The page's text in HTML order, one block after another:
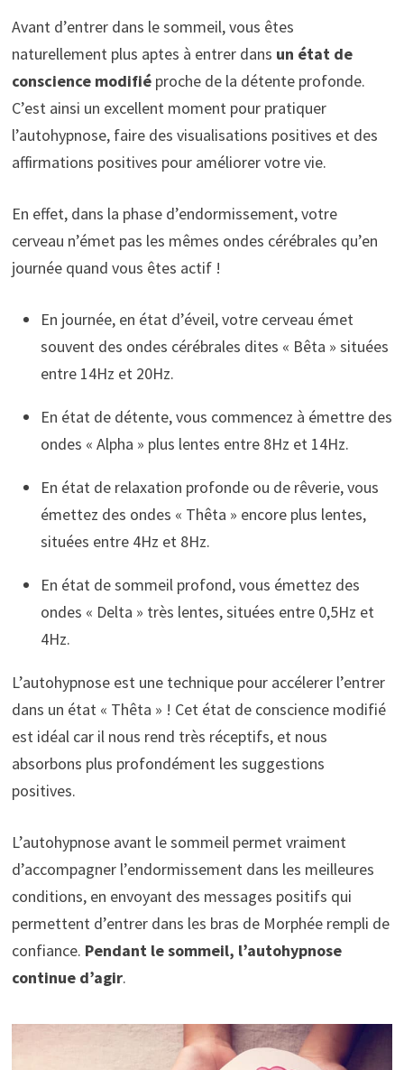
Avant d’entrer dans le sommeil, vous êtes
naturellement plus aptes à entrer dans un état de
conscience modifiéproche de la détente profonde.
C’est ainsi un excellent moment pour pratiquer
l’autohypnose, faire des visualisations positives et des
affirmations positives pour améliorer votre vie.
En effet, dans la phase d’endormissement, votre
cerveau n’émet pas les mêmes ondes cérébrales qu’en
journée quand vous êtes actif !
En journée, en état d’éveil, votre cerveau émet
souvent des ondes cérébrales dites « Bêta » situées
entre 14Hz et 20Hz.
En état de détente, vous commencez à émettre des
ondes « Alpha » plus lentes entre 8Hz et 14Hz.
En état de relaxation profonde ou de rêverie, vous
émettez des ondes « Thêta » encore plus lentes,
situées entre 4Hz et 8Hz.
En état de sommeil profond, vous émettez des
ondes « Delta » très lentes, situées entre 0,5Hz et
4Hz.
L’autohypnose est une technique pour accélerer l’entrer
dans un état « Thêta » ! Cet état de conscience modifié
est idéal car il nous rend très réceptifs, et nous
absorbons plus profondément les suggestions
positives.
L’autohypnose avant le sommeil permet vraiment
d’accompagner l’endormissement dans les meilleures
conditions, en envoyant des messages positifs qui
permettent d’entrer dans les bras de Morphée rempli de
confiance. Pendant le sommeil, l’autohypnose
continue d’agir.